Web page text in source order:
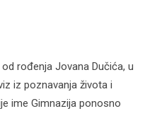
rođenja Jovana Dučića, u
iz poznavanja života i
ime Gimnazija ponosno